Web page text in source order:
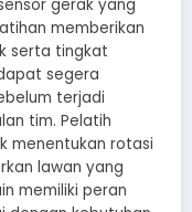
gerak yang
memberikan
serta tingkat
segera
terjadi
tim. Pelatih
menentukan rotasi
lawan yang
memiliki peran